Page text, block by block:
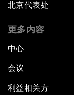
北京代表处
更多内容
中心
会议
利益相关方